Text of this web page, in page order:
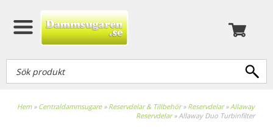
Hem» Centraldammsugare» Reservdelar & Tillbehör» Reservdelar» Allaway
Reservdelar» Allaway Duo Turbinfilter